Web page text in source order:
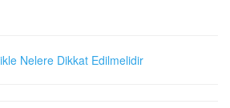
Nelere Dikkat Edilmelidir